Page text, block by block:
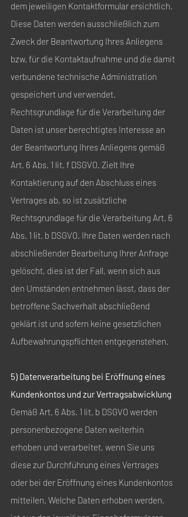
dem jeweiligen Kontaktformular ersichtlich.
Diese Daten werden ausschließlich zum
Zweck der Beantwortung Ihres Anliegens
bzw. für die Kontaktaufnahme und die damit
verbundene technische Administration
gespeichert und verwendet.
Rechtsgrundlage für die Verarbeitung der
Daten ist unser berechtigtes Interesse an
der Beantwortung Ihres Anliegens gemäß
Art. 6 Abs. 1 lit. f DSGVO. Zielt Ihre
Kontaktierung auf den Abschluss eines
Vertrages ab, so ist zusätzliche
Rechtsgrundlage für die Verarbeitung Art. 6
Abs. 1 lit. b DSGVO. Ihre Daten werden nach
abschließender Bearbeitung Ihrer Anfrage
gelöscht, dies ist der Fall, wenn sich aus
den Umständen entnehmen lässt, dass der
betroffene Sachverhalt abschließend
geklärt ist und sofern keine gesetzlichen
Aufbewahrungspflichten entgegenstehen.
5) Datenverarbeitung bei Eröffnung eines
Kundenkontos und zur Vertragsabwicklung
Gemäß Art. 6 Abs. 1 lit. b DSGVO werden
personenbezogene Daten weiterhin
erhoben und verarbeitet, wenn Sie uns
diese zur Durchführung eines Vertrages
oder bei der Eröffnung eines Kundenkontos
mitteilen. Welche Daten erhoben werden,